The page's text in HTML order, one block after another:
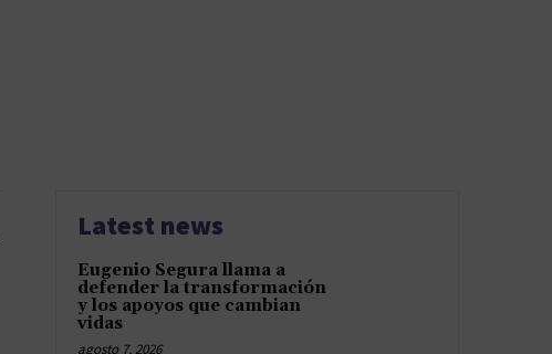
Latest news
Eugenio Segura llama a
defender la transformación
y los apoyos que cambian
vidas
agosto 7, 2026